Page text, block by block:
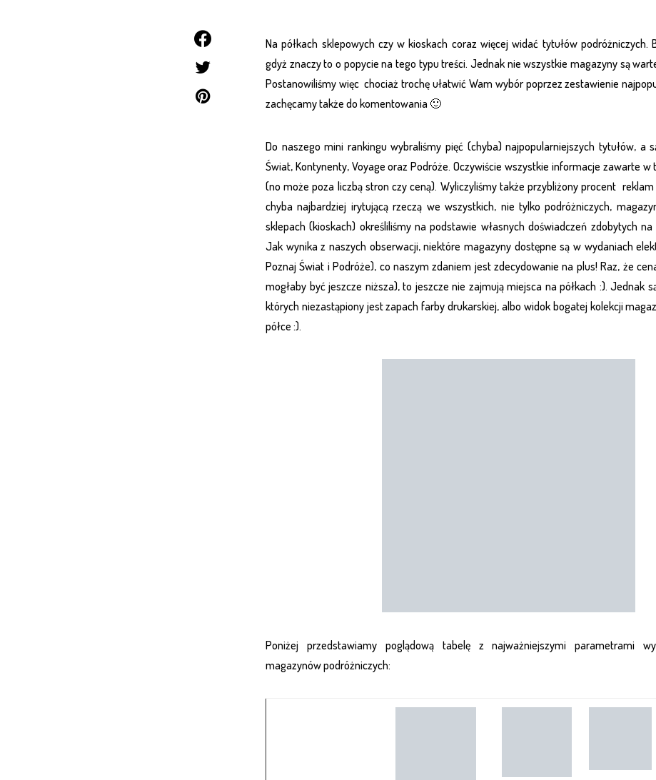
Na półkach sklepowych czy w kioskach coraz więcej widać tytułów podróżniczych.
gdyż znaczy to o popycie na tego typu treści. Jednak nie wszystkie magazyny są
Postanowiliśmy więc chociaż trochę ułatwić Wam wybór poprzez zestawienie
zachęcamy także do komentowania 🙂
Do naszego mini rankingu wybraliśmy pięć (chyba) najpopularniejszych tytułów, a
Świat, Kontynenty, Voyage oraz Podróże. Oczywiście wszystkie informacje zawarte w
(no może poza liczbą stron czy ceną). Wyliczyliśmy także przybliżony procent
chyba najbardziej irytującą rzeczą we wszystkich, nie tylko podróżniczych,
sklepach (kioskach) określiliśmy na podstawie własnych doświadczeń zdobytych
Jak wynika z naszych obserwacji, niektóre magazyny dostępne są w wydaniach
Poznaj Świat i Podróże), co naszym zdaniem jest zdecydowanie na plus! Raz, że
mogłaby być jeszcze niższa), to jeszcze nie zajmują miejsca na półkach :). Jednak
których niezastąpiony jest zapach farby drukarskiej, albo widok bogatej kolekcji
półce :).
Poniżej przedstawiamy poglądową tabelę z najważniejszymi parametrami
magazynów podróżniczych: